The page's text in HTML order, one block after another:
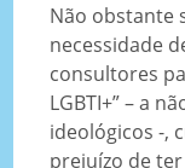
Não obstante
necessidade
consultores
LGBTI+” – a
ideológicos -,
prejuízo de